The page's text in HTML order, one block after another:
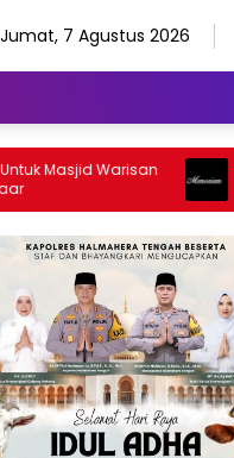
Jumat, 7 Agustus 2026
Warisan
Selamat
Jalan